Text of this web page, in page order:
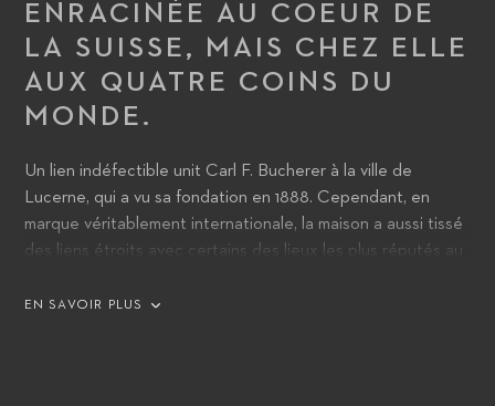
ENRACINÉE AU COEUR DE
LA SUISSE, MAIS CHEZ ELLE
AUX QUATRE COINS DU
MONDE.
Un lien indéfectible unit Carl F. Bucherer à la ville de
Lucerne, qui a vu sa fondation en 1888. Cependant, en
marque véritablement internationale, la maison a aussi tissé
des liens étroits avec certains des lieux les plus réputés au
Hometown Edition, la marque rend hommage à Lucerne et
EN SAVOIR PLUS